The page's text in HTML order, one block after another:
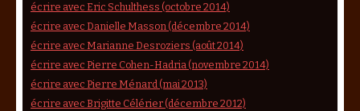
écrire avec Eric Schulthess (octobre 2014)
écrire avec Danielle Masson (décembre 2014)
écrire avec Marianne Desroziers (août 2014)
écrire avec Pierre Cohen-Hadria (novembre 2014)
écrire avec Pierre Ménard (mai 2013)
écrire avec Brigitte Célérier (décembre 2012)